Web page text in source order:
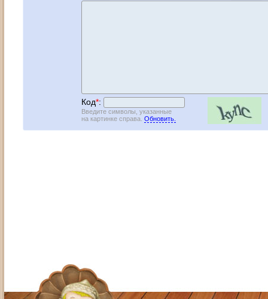
Код*:
Введите символы, указанные
на картинке справа. Обновить.